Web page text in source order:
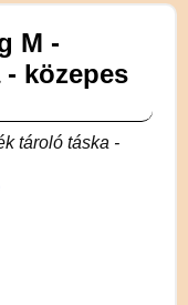
M -
közepes
tároló táska -